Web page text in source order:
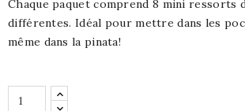
Chaque paquet comprend 8 mini ressorts
différentes. Idéal pour mettre dans les
même dans la pinata!